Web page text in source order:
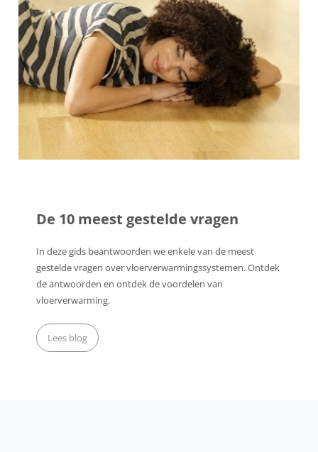
De 10 meest gestelde vragen
In deze gids beantwoorden we enkele van de meest
gestelde vragen over vloerverwarmingssystemen. Ontdek
de antwoorden en ontdek de voordelen van
vloerverwarming.
Lees blog